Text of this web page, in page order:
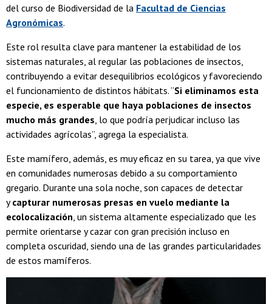
del curso de Biodiversidad de la Facultad de Ciencias
Agronómicas.
Este rol resulta clave para mantener la estabilidad de los
sistemas naturales, al regular las poblaciones de insectos,
contribuyendo a evitar desequilibrios ecológicos y favoreciendo
el funcionamiento de distintos hábitats. “Si eliminamos esta
especie, es esperable que haya poblaciones de insectos
mucho más grandes , lo que podría perjudicar incluso las
actividades agrícolas”, agrega la especialista.
Este mamífero, además, es muy eficaz en su tarea, ya que vive
en comunidades numerosas debido a su comportamiento
gregario. Durante una sola noche, son capaces de detectar
ycapturar numerosas presas en vuelo mediante la
ecolocalización , un sistema altamente especializado que les
permite orientarse y cazar con gran precisión incluso en
completa oscuridad, siendo una de las grandes particularidades
de estos mamíferos.